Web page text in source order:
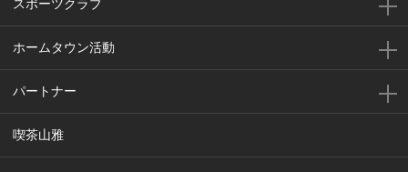
ホームタウン活動
パートナー
喫茶山雅